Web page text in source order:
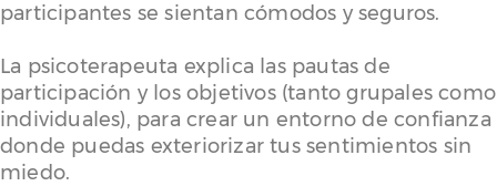
participantes se sientan cómodos y seguros.
La psicoterapeuta explica las pautas de
participación y los objetivos (tanto grupales como
individuales), para crear un entorno de confianza
donde puedas exteriorizar tus sentimientos sin
miedo.